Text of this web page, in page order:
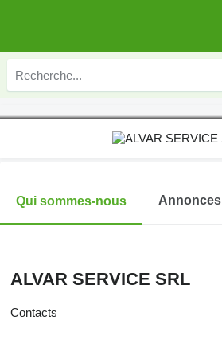
Qui sommes-nous Annonces
ALVAR SERVICE SRL
Contacts